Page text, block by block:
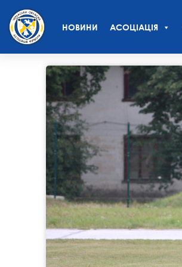
НОВИНИ АСОЦІАЦІЯ